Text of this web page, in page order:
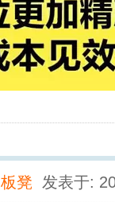
板凳 发表于: